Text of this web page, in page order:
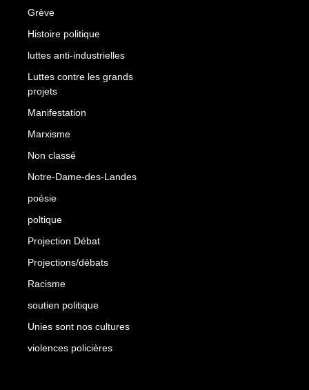
Grève
Histoire politique
luttes anti-industrielles
Luttes contre les grands
projets
Manifestation
Marxisme
Non classé
Notre-Dame-des-Landes
poésie
poltique
Projection Débat
Projections/débats
Racisme
soutien politique
Unies sont nos cultures
violences policières